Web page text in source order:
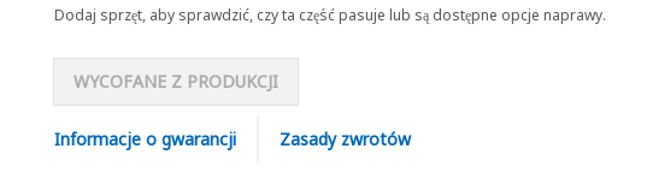
Dodaj sprzęt, aby sprawdzić, czy ta część pasuje lub są dostępne opcje naprawy.
WYCOFANE Z PRODUKCJI
Informacje o gwarancji Zasady zwrotów